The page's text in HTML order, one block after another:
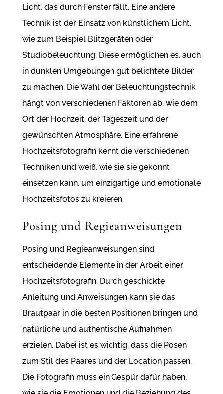
Licht, das durch Fenster fällt. Eine andere
Technik ist der Einsatz von künstlichem Licht,
wie zum Beispiel Blitzgeräten oder
Studiobeleuchtung. Diese ermöglichen es, auch
in dunklen Umgebungen gut belichtete Bilder
zu machen. Die Wahl der Beleuchtungstechnik
hängt von verschiedenen Faktoren ab, wie dem
Ort der Hochzeit, der Tageszeit und der
gewünschten Atmosphäre. Eine erfahrene
Hochzeitsfotografin kennt die verschiedenen
Techniken und weiß, wie sie sie gekonnt
einsetzen kann, um einzigartige und emotionale
Hochzeitsfotos zu kreieren.
Posing und Regieanweisungen
Posing und Regieanweisungen sind
entscheidende Elemente in der Arbeit einer
Hochzeitsfotografin. Durch geschickte
Anleitung und Anweisungen kann sie das
Brautpaar in die besten Positionen bringen und
natürliche und authentische Aufnahmen
erzielen. Dabei ist es wichtig, dass die Posen
zum Stil des Paares und der Location passen.
Die Fotografin muss ein Gespür dafür haben,